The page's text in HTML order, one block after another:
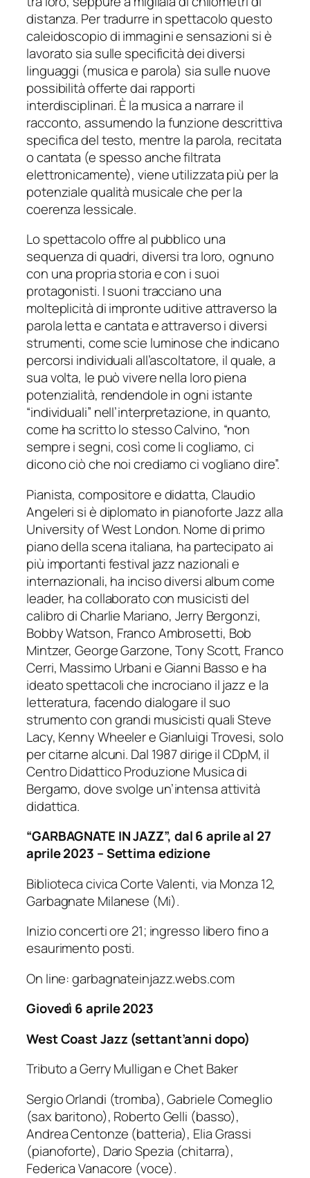
distanza. Per tradurre in spettacolo questo
caleidoscopio di immagini e sensazioni si è
lavorato sia sulle specificità dei diversi
linguaggi (musica e parola) sia sulle nuove
possibilità offerte dai rapporti
interdisciplinari. È la musica a narrare il
racconto, assumendo la funzione descrittiva
specifica del testo, mentre la parola, recitata
o cantata (e spesso anche filtrata
elettronicamente), viene utilizzata più per la
potenziale qualità musicale che per la
coerenza lessicale.
Lo spettacolo offre al pubblico una
sequenza di quadri, diversi tra loro, ognuno
con una propria storia e con i suoi
protagonisti. I suoni tracciano una
molteplicità di impronte uditive attraverso la
parola letta e cantata e attraverso i diversi
strumenti, come scie luminose che indicano
percorsi individuali all’ascoltatore, il quale, a
sua volta, le può vivere nella loro piena
potenzialità, rendendole in ogni istante
“individuali” nell’interpretazione, in quanto,
come ha scritto lo stesso Calvino, “non
sempre i segni, così come li cogliamo, ci
dicono ciò che noi crediamo ci vogliano dire”.
Pianista, compositore e didatta, Claudio
Angeleri si è diplomato in pianoforte Jazz alla
University of West London. Nome di primo
piano della scena italiana, ha partecipato ai
più importanti festival jazz nazionali e
internazionali, ha inciso diversi album come
leader, ha collaborato con musicisti del
calibro di Charlie Mariano, Jerry Bergonzi,
Bobby Watson, Franco Ambrosetti, Bob
Mintzer, George Garzone, Tony Scott, Franco
Cerri, Massimo Urbani e Gianni Basso e ha
ideato spettacoli che incrociano il jazz e la
letteratura, facendo dialogare il suo
strumento con grandi musicisti quali Steve
Lacy, Kenny Wheeler e Gianluigi Trovesi, solo
per citarne alcuni. Dal 1987 dirige il CDpM, il
Centro Didattico Produzione Musica di
Bergamo, dove svolge un’intensa attività
didattica.
“GARBAGNATE IN JAZZ”, dal 6 aprile al 27
aprile 2023 – Settima edizione
Biblioteca civica Corte Valenti, via Monza 12,
Garbagnate Milanese (Mi).
Inizio concerti ore 21; ingresso libero fino a
esaurimento posti.
On line: garbagnateinjazz.webs.com
Giovedì 6 aprile 2023
West Coast Jazz (settant’anni dopo)
Tributo a Gerry Mulligan e Chet Baker
Sergio Orlandi (tromba), Gabriele Comeglio
(sax baritono), Roberto Gelli (basso),
Andrea Centonze (batteria), Elia Grassi
(pianoforte), Dario Spezia (chitarra),
Federica Vanacore (voce).